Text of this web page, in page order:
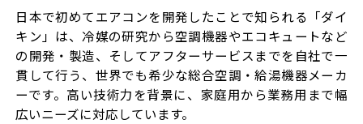
日本で初めてエアコンを開発したことで知られる「ダイ
キン」は、冷媒の研究から空調機器やエコキュートなど
の開発・製造、そしてアフターサービスまでを自社で一
貫して行う、世界でも希少な総合空調・給湯機器メーカ
ーです。高い技術力を背景に、家庭用から業務用まで幅
広いニーズに対応しています。